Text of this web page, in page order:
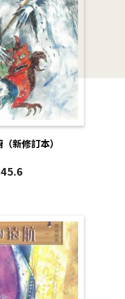
新修訂本）
45.6